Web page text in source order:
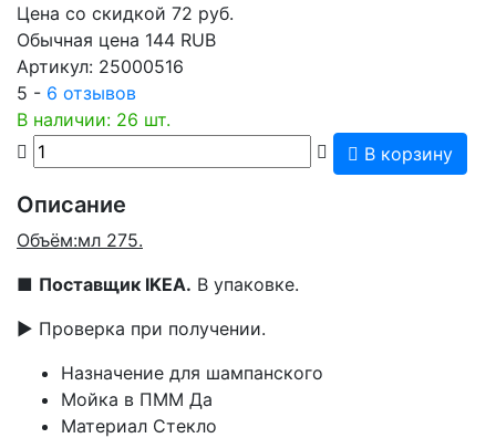
Цена со скидкой 72 руб.
Обычная цена 144 RUB
Артикул: 25000516
5 - 6 отзывов
В наличии: 26 шт.
В корзину
Описание
Объём:мл 275.
■ Поставщик IKEA. В упаковке.
▶ Проверка при получении.
Назначение для шампанского
Мойка в ПММ Да
Материал Стекло